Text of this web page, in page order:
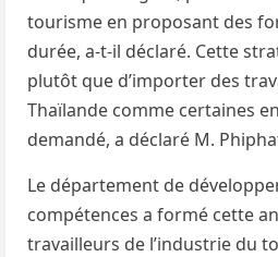
tourisme en proposant des
durée, a-t-il déclaré. Cette
plutôt que d’importer des
Thaïlande comme certaines
demandé, a déclaré M.
Le département de
compétences a formé cette
travailleurs de l’industrie du